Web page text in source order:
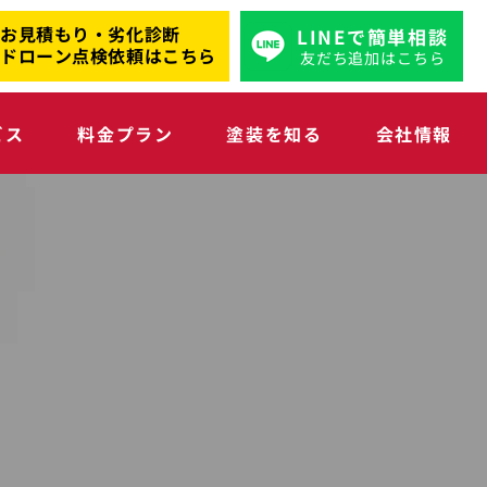
お見積もり・劣化診断
ドローン点検依頼はこちら
LINEで簡単相談
友だち追加はこちら
料金プラン 塗装を知る 会社情報